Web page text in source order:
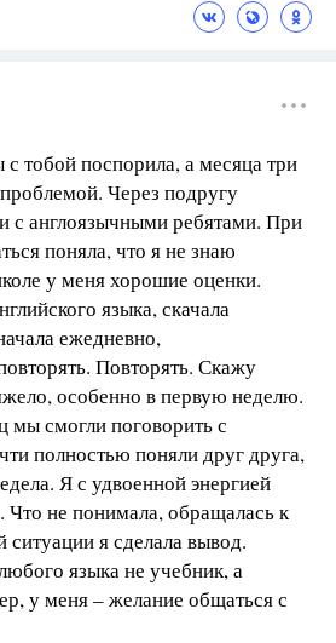
тобой поспорила, а месяца три
Через подругу
с англоязычными ребятами. При
поняла, что я не знаю
у меня хорошие оценки.
языка, скачала
ежедневно,
Повторять. Скажу
особенно в первую неделю.
мы смогли поговорить с
полностью поняли друг друга,
Я с удвоенной энергией
Что не понимала, обращалась к
ситуации я сделала вывод.
языка не учебник, а
у меня – желание общаться с